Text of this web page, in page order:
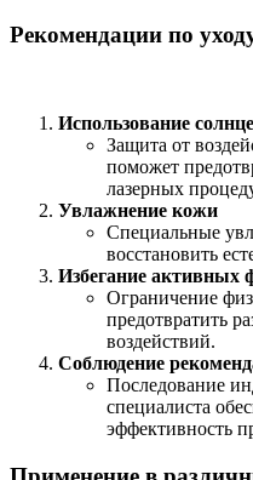
Рекомендации по
Использование
Защита от
поможет
лазерных
Увлажнение кожи
Специальные
восстановить
Избегание активных
Ограничение
предотвратить
воздействий.
Соблюдение
Последование
специалиста
эффективность